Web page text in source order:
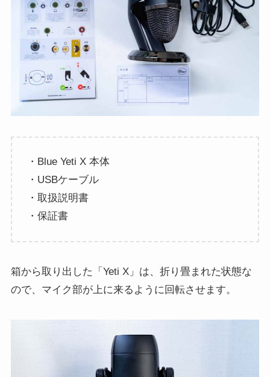
・Blue Yeti X 本体
・USBケーブル
・取扱説明書
・保証書
箱から取り出した「Yeti X」は、折り畳まれた状態な
ので、マイク部が上に来るように回転させます。